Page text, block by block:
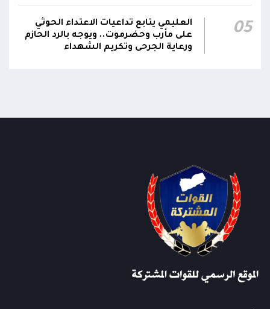
05
العليمي يتابع تداعيات الاعتداء الحوثي
على مأرب وحضرموت.. ويوجه بالرد الحازم
ورعاية الجرحى وتكريم الشهداء